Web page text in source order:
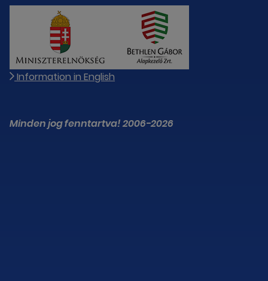
Information in English
Minden jog fenntartva! 2006-2026